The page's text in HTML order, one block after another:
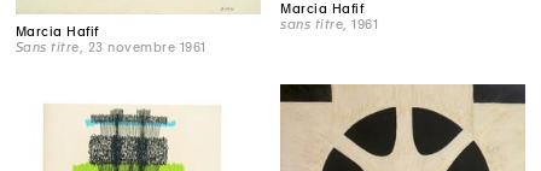
Marcia Hafif
Sans titre , 23 novembre 1961
Marcia Hafif
sans titre , 1961